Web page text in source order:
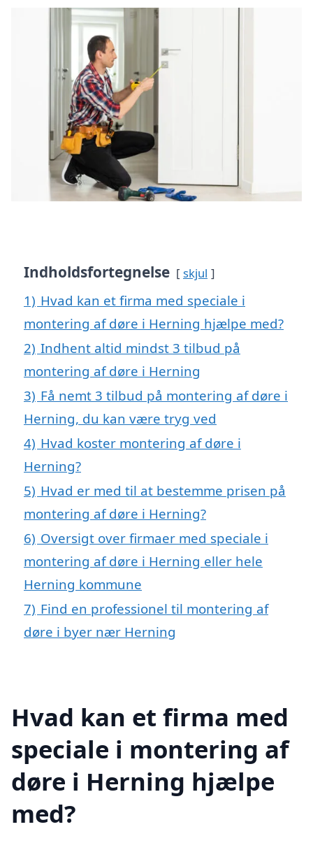
Indholdsfortegnelse skjul
1) Hvad kan et firma med speciale i
montering af døre i Herning hjælpe med?
2) Indhent altid mindst 3 tilbud på
montering af døre i Herning
3) Få nemt 3 tilbud på montering af døre i
Herning, du kan være tryg ved
4) Hvad koster montering af døre i
Herning?
5) Hvad er med til at bestemme prisen på
montering af døre i Herning?
6) Oversigt over firmaer med speciale i
montering af døre i Herning eller hele
Herning kommune
7) Find en professionel til montering af
døre i byer nær Herning
Hvad kan et firma med
speciale i montering af
døre i Herning hjælpe
med?